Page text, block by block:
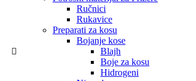
Ručnici
Rukavice
Preparati za kosu
Bojanje kose
Blajh
Boje za kosu
Hidrogeni